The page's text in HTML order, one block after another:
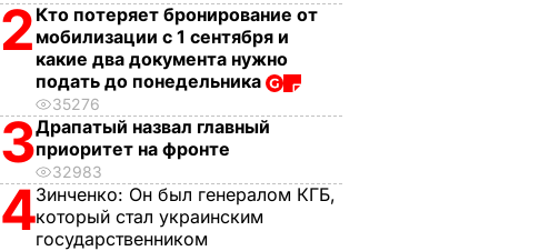
2 Кто потеряет бронирование от
мобилизации с 1 сентября и
какие два документа нужно
подать до понедельника
35276
3Драпатый назвал главный
приоритет на фронте
32983
4Зинченко: Он был генералом КГБ,
который стал украинским
государственником